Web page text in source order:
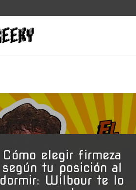
Cómo elegir firmeza
según tu posición al
dormir: Wilbour te lo